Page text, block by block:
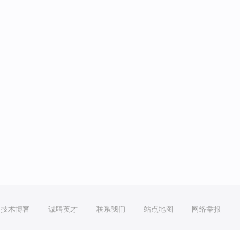
技术博客 诚聘英才 联系我们 站点地图 网络举报